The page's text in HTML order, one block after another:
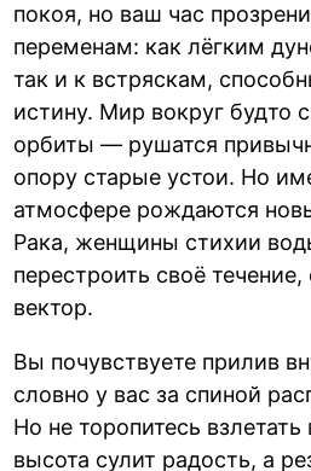
покоя, но ваш час
переменам: как лёгким
так и к встряскам,
истину. Мир вокруг будто
орбиты — рушатся
опору старые устои. Но
атмосфере рождаются
Рака, женщины стихии
перестроить своё
вектор.
Вы почувствуете прилив
словно у вас за спиной
Но не торопитесь
высота сулит радость, а